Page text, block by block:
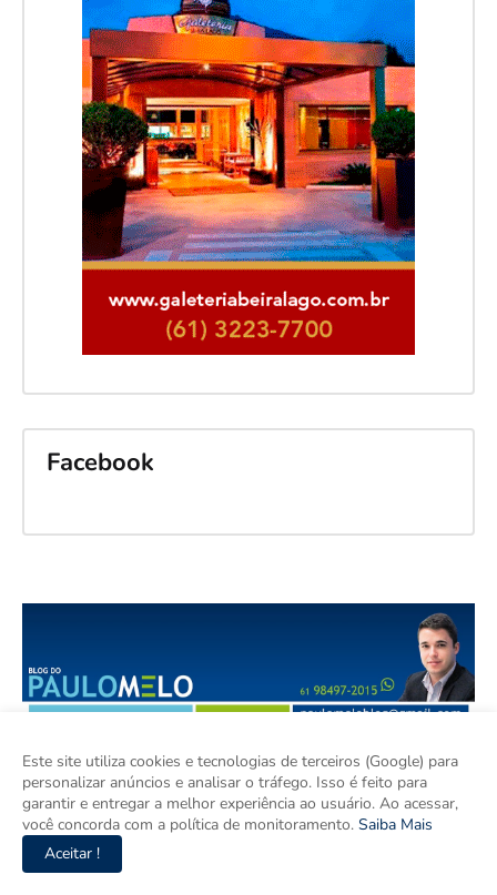
Facebook
Este site utiliza cookies e tecnologias de terceiros (Google) para
personalizar anúncios e analisar o tráfego. Isso é feito para
garantir e entregar a melhor experiência ao usuário. Ao acessar,
você concorda com a política de monitoramento. Saiba Mais
Aceitar !